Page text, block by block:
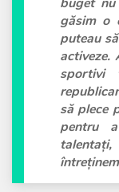
găsim o
puteau
sportivi
să plece
pentru
talentați,
întreținem